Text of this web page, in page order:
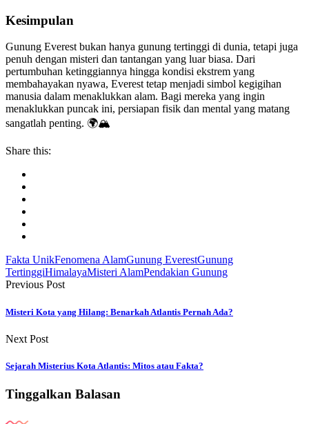
Kesimpulan
Gunung Everest bukan hanya gunung tertinggi di dunia, tetapi juga
penuh dengan misteri dan tantangan yang luar biasa. Dari
pertumbuhan ketinggiannya hingga kondisi ekstrem yang
membahayakan nyawa, Everest tetap menjadi simbol kegigihan
manusia dalam menaklukkan alam. Bagi mereka yang ingin
menaklukkan puncak ini, persiapan fisik dan mental yang matang
sangatlah penting. 🌍🏔️
Share this:
Fakta UnikFenomena AlamGunung EverestGunung
TertinggiHimalayaMisteri AlamPendakian Gunung
Previous Post
Misteri Kota yang Hilang: Benarkah Atlantis Pernah Ada?
Next Post
Sejarah Misterius Kota Atlantis: Mitos atau Fakta?
Tinggalkan Balasan